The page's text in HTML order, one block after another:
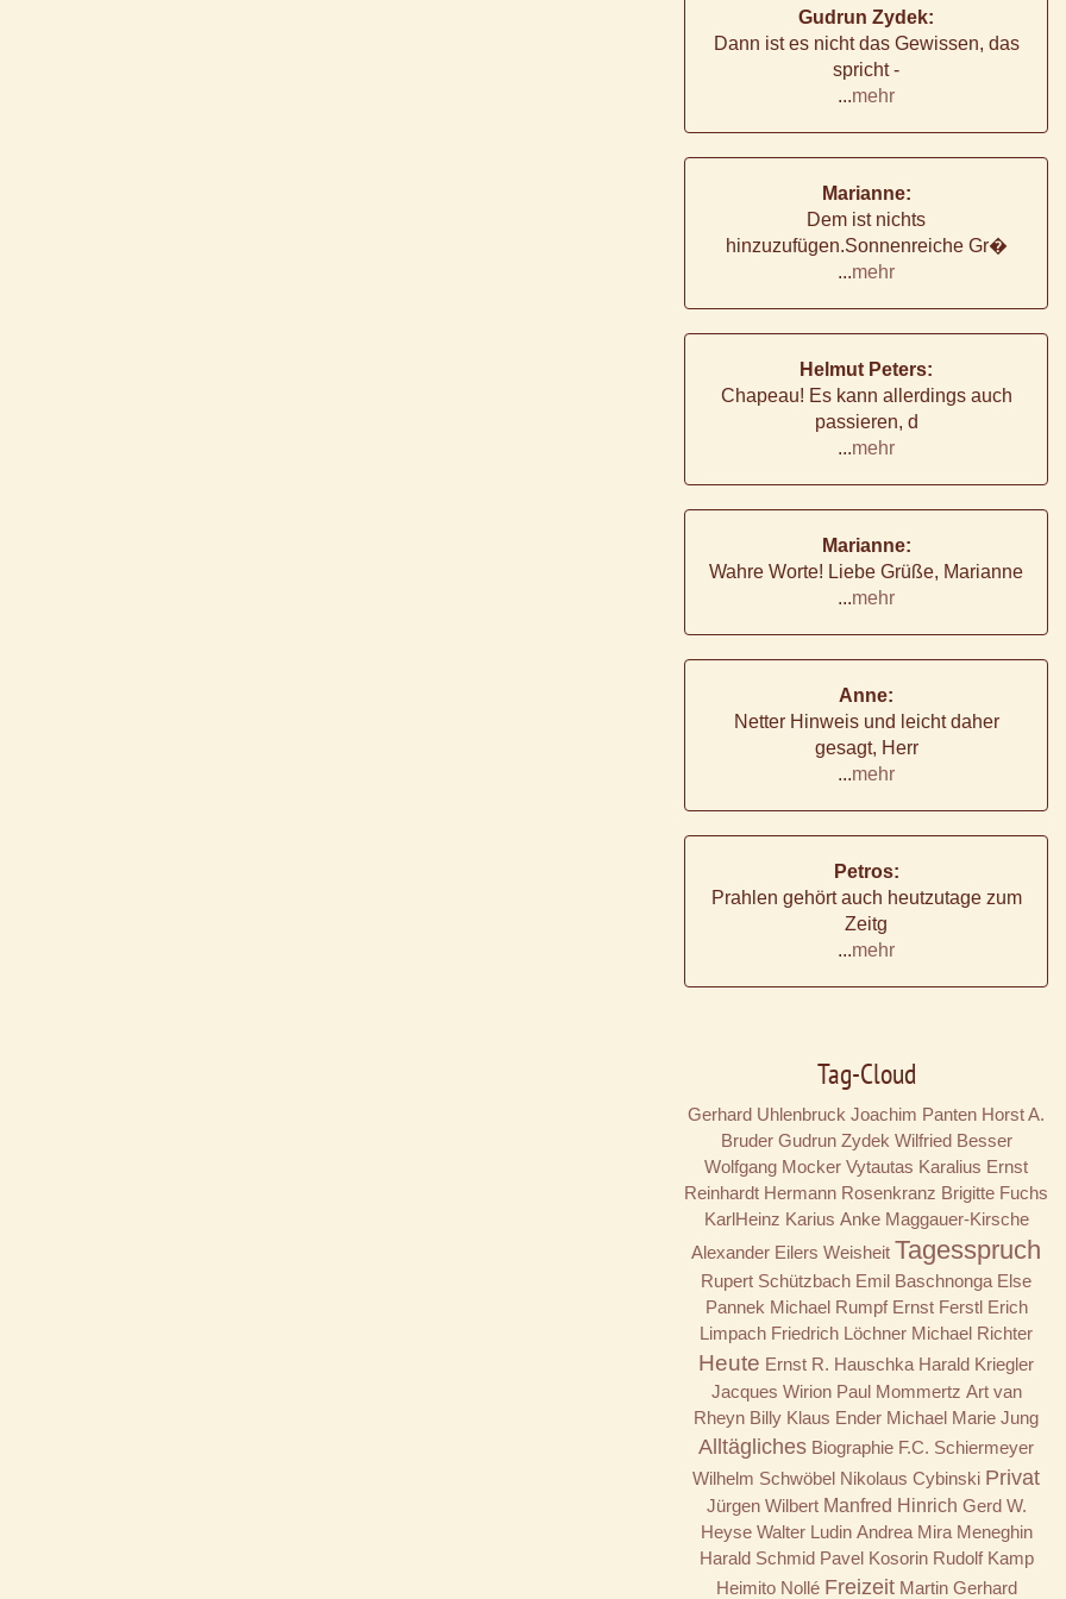
Gudrun Zydek:
Dann ist es nicht das Gewissen, das
spricht -
...mehr
Marianne:
Dem ist nichts
hinzuzufügen.Sonnenreiche Gr�
...mehr
Helmut Peters:
Chapeau! Es kann allerdings auch
passieren, d
...mehr
Marianne:
Wahre Worte! Liebe Grüße, Marianne
...mehr
Anne:
Netter Hinweis und leicht daher
gesagt, Herr
...mehr
Petros:
Prahlen gehört auch heutzutage zum
Zeitg
...mehr
Tag-Cloud
Gerhard Uhlenbruck Joachim Panten Horst A.
Bruder Gudrun Zydek Wilfried Besser
Wolfgang Mocker Vytautas Karalius Ernst
Reinhardt Hermann Rosenkranz Brigitte Fuchs
KarlHeinz Karius Anke Maggauer-Kirsche
Alexander Eilers Weisheit Tagesspruch
Rupert Schützbach Emil Baschnonga Else
Pannek Michael Rumpf Ernst Ferstl Erich
Limpach Friedrich Löchner Michael Richter
Heute Ernst R. Hauschka Harald Kriegler
Jacques Wirion Paul Mommertz Art van
Rheyn Billy Klaus Ender Michael Marie Jung
Alltägliches Biographie F.C. Schiermeyer
Wilhelm Schwöbel Nikolaus Cybinski Privat
Jürgen Wilbert Manfred Hinrich Gerd W.
Heyse Walter Ludin Andrea Mira Meneghin
Harald Schmid Pavel Kosorin Rudolf Kamp
Heimito Nollé Freizeit Martin Gerhard